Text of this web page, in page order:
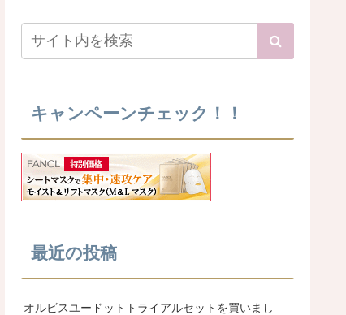
キャンペーンチェック！！
最近の投稿
オルビスユードットトライアルセットを買いまし